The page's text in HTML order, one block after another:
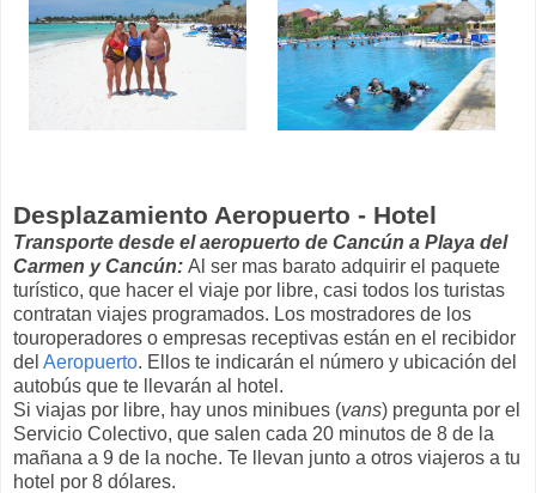
Desplazamiento Aeropuerto - Hotel
Transporte desde el aeropuerto de Cancún a Playa del
Carmen y Cancún: Al ser mas barato adquirir el paquete
turístico, que hacer el viaje por libre, casi todos los turistas
contratan viajes programados. Los mostradores de los
touroperadores o empresas receptivas están en el recibidor
del Aeropuerto. Ellos te indicarán el número y ubicación del
autobús que te llevarán al hotel.
Si viajas por libre, hay unos minibues (vans) pregunta por el
Servicio Colectivo, que salen cada 20 minutos de 8 de la
mañana a 9 de la noche. Te llevan junto a otros viajeros a tu
hotel por 8 dólares.